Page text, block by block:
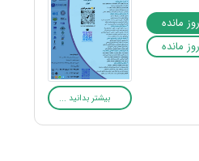
بیشتر بدانید ...